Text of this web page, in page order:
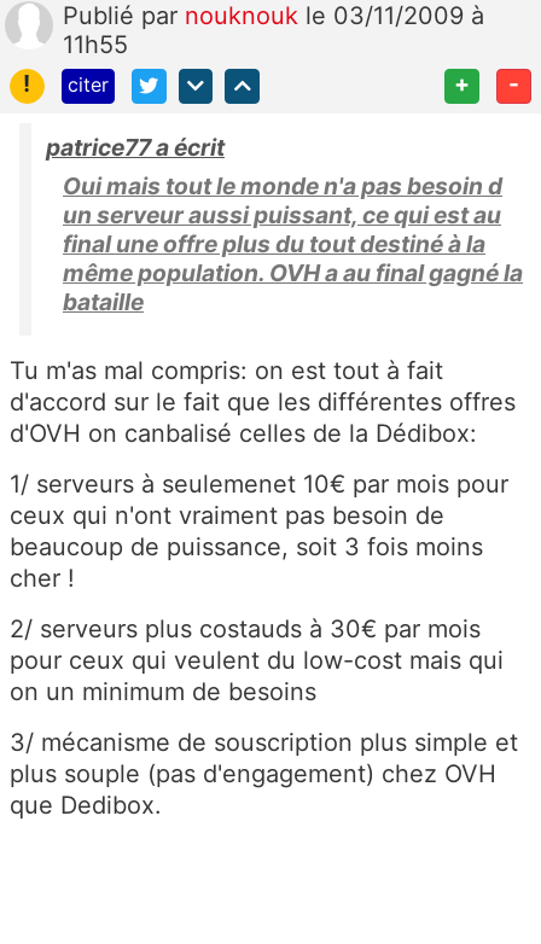
Publié par nouknouk le 03/11/2009 à
11h55
!
citer + -
patrice77 a écrit
Oui mais tout le monde n'a pas besoin d
un serveur aussi puissant, ce qui est au
final une offre plus du tout destiné à la
même population. OVH a au final gagné la
bataille
Tu m'as mal compris: on est tout à fait
d'accord sur le fait que les différentes offres
d'OVH on canbalisé celles de la Dédibox:
1/ serveurs à seulemenet 10€ par mois pour
ceux qui n'ont vraiment pas besoin de
beaucoup de puissance, soit 3 fois moins
cher !
2/ serveurs plus costauds à 30€ par mois
pour ceux qui veulent du low-cost mais qui
on un minimum de besoins
3/ mécanisme de souscription plus simple et
plus souple (pas d'engagement) chez OVH
que Dedibox.